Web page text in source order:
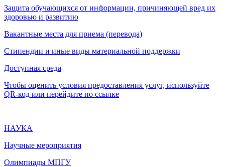
Защита обучающихся от информации, причиняющей вред их
здоровью и развитию
Вакантные места для приема (перевода)
Стипендии и иные виды материальной поддержки
Доступная среда
Чтобы оценить условия предоставления услуг, используйте
QR-код или перейдите по ссылке
НАУКА
Научные мероприятия
Олимпиады МПГУ